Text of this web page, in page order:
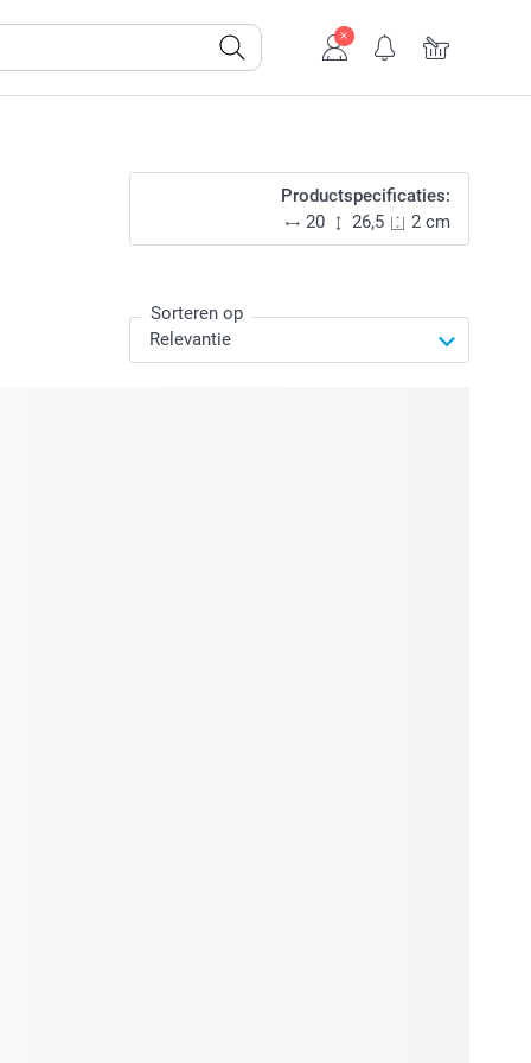
Productspecificaties:
20
26,5 2 cm
Sorteren op